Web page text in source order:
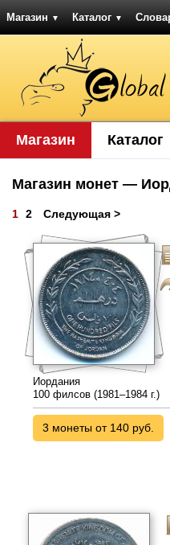
Магазин ▼ Каталог ▼
Магазин Каталог
Магазин монет —
1 2 Следующая >
Иордания
100 филсов (1981–1984 г.)
3 монеты от 140 руб.